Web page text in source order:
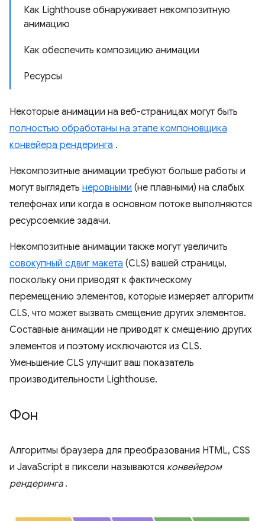
Как Lighthouse обнаруживает некомпозитную
анимацию
Как обеспечить композицию анимации
Ресурсы
Некоторые анимации на веб-страницах могут быть
полностью обработаны на этапе компоновщика
конвейера рендеринга .
Некомпозитные анимации требуют больше работы и
могут выглядеть неровными (не плавными) на слабых
телефонах или когда в основном потоке выполняются
ресурсоемкие задачи.
Некомпозитные анимации также могут увеличить
совокупный сдвиг макета (CLS) вашей страницы,
поскольку они приводят к фактическому
перемещению элементов, которые измеряет алгоритм
CLS, что может вызвать смещение других элементов.
Составные анимации не приводят к смещению других
элементов и поэтому исключаются из CLS.
Уменьшение CLS улучшит ваш показатель
производительности Lighthouse.
Фон
Алгоритмы браузера для преобразования HTML, CSS
и JavaScript в пиксели называются конвейером
рендеринга.